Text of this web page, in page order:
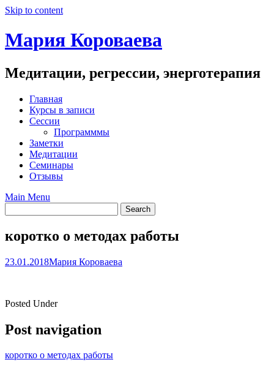
Skip to content
Мария Короваева
Медитации, регрессии, энерготерапия
Главная
Курсы в записи
Сессии
Программмы
Заметки
Медитации
Семинары
Отзывы
Main Menu
коротко о методах работы
23.01.2018Мария Короваева
Posted Under
Post navigation
коротко о методах работы